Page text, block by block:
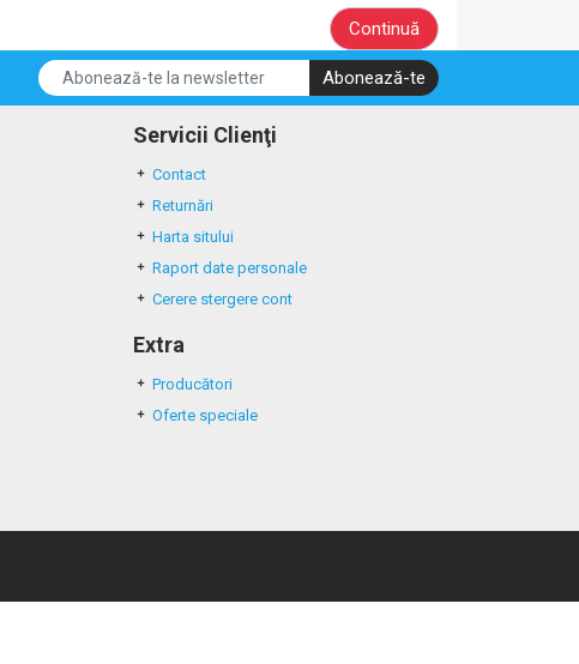
Continuă
Abonează-te
Servicii Clienţi
Contact
Returnări
Harta sitului
Raport date personale
Cerere stergere cont
Extra
Producători
Oferte speciale